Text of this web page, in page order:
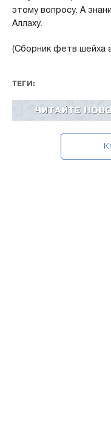
этому вопросу. А
Аллаху.
(Сборник фетв шейха
ТЕГИ: